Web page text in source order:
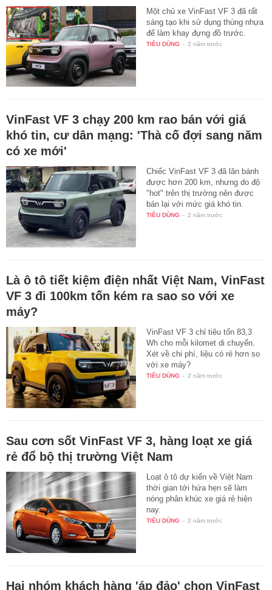
Một chủ xe VinFast VF 3 đã rất
sáng tạo khi sử dụng thùng nhựa
để làm khay đựng đồ trước.
TIÊU DÙNG - 2 năm trước
VinFast VF 3 chạy 200 km rao bán với giá
khó tin, cư dân mạng: 'Thà cố đợi sang năm
có xe mới'
Chiếc VinFast VF 3 đã lăn bánh
được hơn 200 km, nhưng do độ
"hot" trên thị trường nên được
bán lại với mức giá khó tin.
TIÊU DÙNG - 2 năm trước
Là ô tô tiết kiệm điện nhất Việt Nam, VinFast
VF 3 đi 100km tốn kém ra sao so với xe
máy?
VinFast VF 3 chỉ tiêu tốn 83,3
Wh cho mỗi kilomet di chuyển.
Xét về chi phí, liệu có rẻ hơn so
với xe máy?
TIÊU DÙNG - 2 năm trước
Sau cơn sốt VinFast VF 3, hàng loạt xe giá
rẻ đổ bộ thị trường Việt Nam
Loạt ô tô dự kiến về Việt Nam
thời gian tới hứa hẹn sẽ làm
nóng phân khúc xe giá rẻ hiện
nay.
TIÊU DÙNG - 2 năm trước
Hai nhóm khách hàng 'áp đảo' chọn VinFast